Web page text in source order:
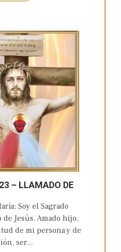
– LLAMADO DE
EUCARÍSTICO
Soy el Sagrado
Jesús. Amado hijo,
de mi persona y de
ser...